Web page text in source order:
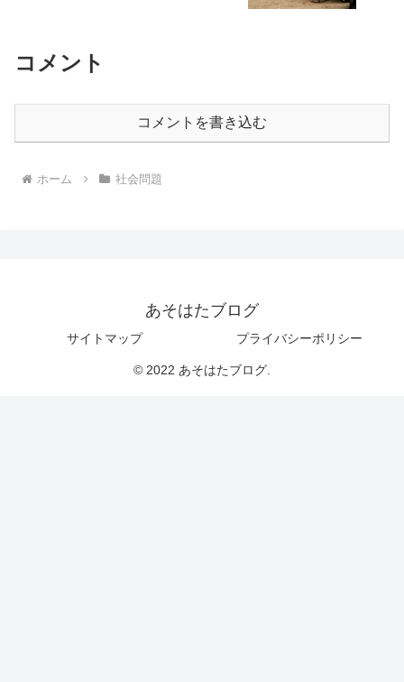
コメント
コメントを書き込む
ホーム 社会問題
あそはたブログ
サイトマップ プライバシーポリシー
© 2022 あそはたブログ.